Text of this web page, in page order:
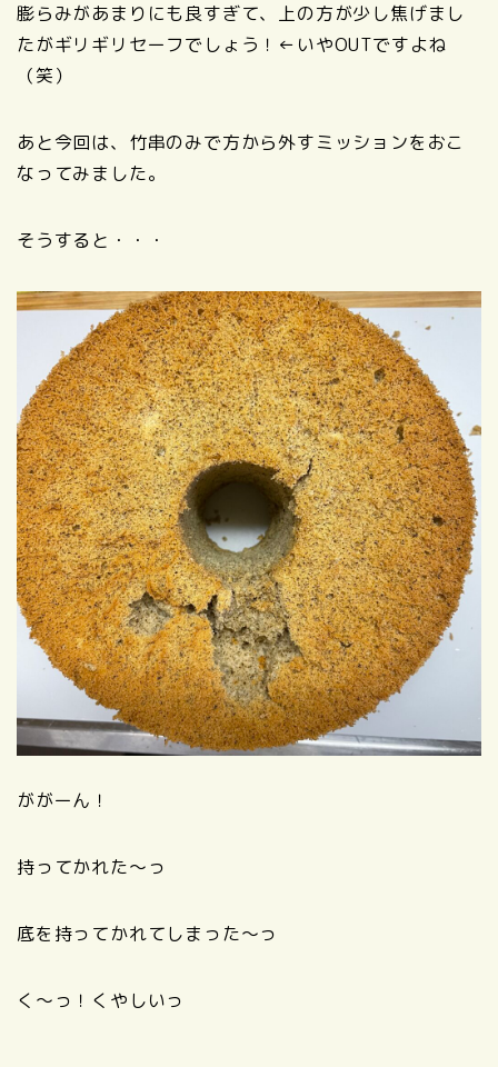
膨らみがあまりにも良すぎて、上の方が少し焦げまし
たがギリギリセーフでしょう！←いやOUTですよね
（笑）
あと今回は、竹串のみで方から外すミッションをおこ
なってみました。
そうすると・・・
ががーん！
持ってかれた～っ
底を持ってかれてしまった～っ
く～っ！くやしいっ